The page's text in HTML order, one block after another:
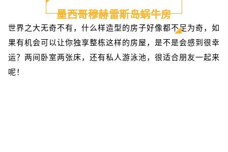
墨西哥穆赫雷斯岛蜗牛房
世界之大无奇不有，什么样造型的房子好像都不足为奇，如
果有机会可以让你独享整栋这样的房屋，是不是会感到很幸
运？两间卧室两张床，还有私人游泳池，很适合朋友一起来
呢！